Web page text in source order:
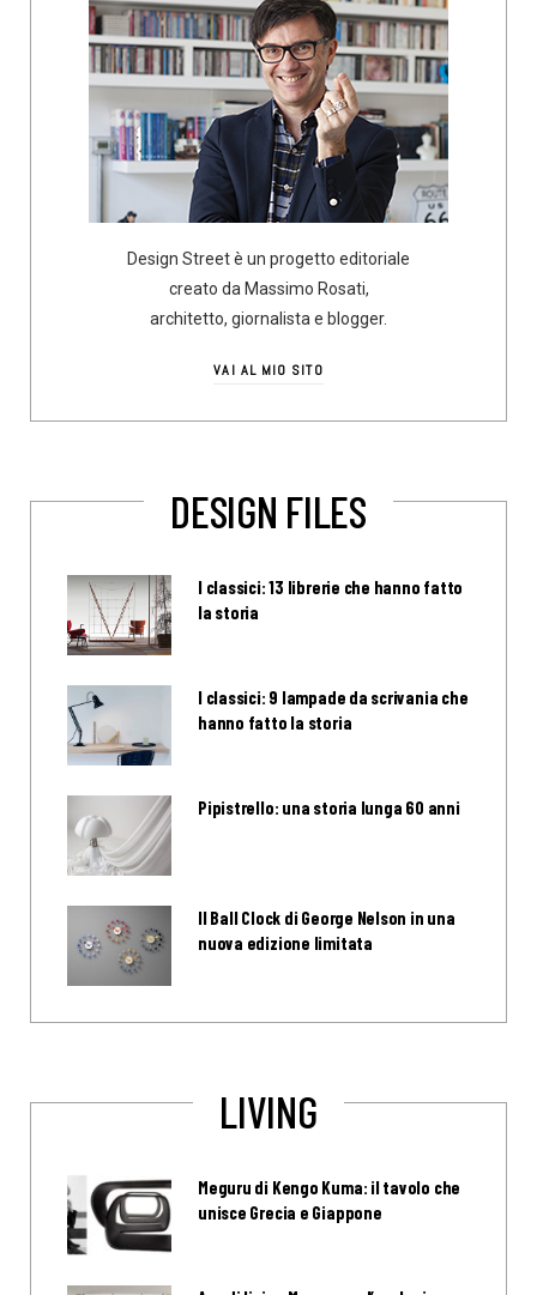
Design Street è un progetto editoriale
creato da Massimo Rosati,
architetto, giornalista e blogger.
VAI AL MIO SITO
DESIGN FILES
I classici: 13 librerie che hanno fatto
la storia
I classici: 9 lampade da scrivania che
hanno fatto la storia
Pipistrello: una storia lunga 60 anni
Il Ball Clock di George Nelson in una
nuova edizione limitata
LIVING
Meguru di Kengo Kuma: il tavolo che
unisce Grecia e Giappone